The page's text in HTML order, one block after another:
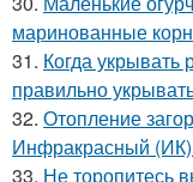
маринованные
31. Когда укрывать
правильно
32. Отопление
Инфракрасный (ИК)
33. Не торопитесь